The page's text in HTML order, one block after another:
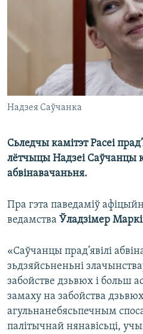
НА ХВАЛЯХ СВАБОДЫ
Надзея Саўчанка
Сьледчы камітэт Расеі
лётчыцы Надзеі Саўчанцы
абвінавачаньня.
Пра гэта паведаміў
ведамства Ўладзімер
«Саўчанцы прад’явілі
зьдзяйсьненьні
забойстве дзьвюх і больш
замаху на забойства
агульнанебясьпечным
палітычнай нянавісьці,